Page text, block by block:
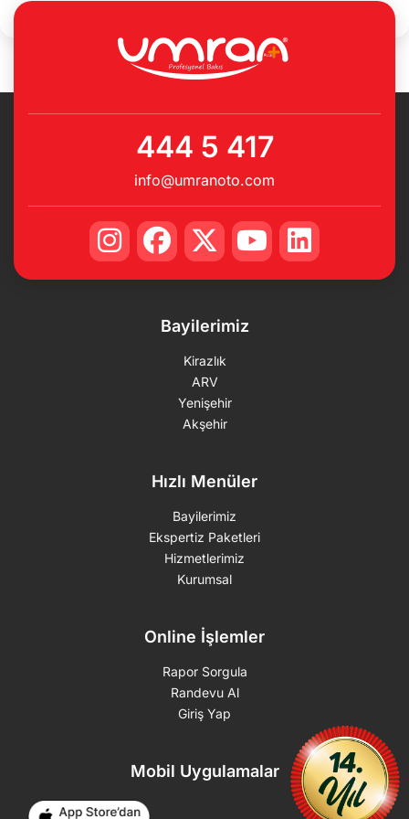
444 5 417
info@umranoto.com
Bayilerimiz
Kirazlık
ARV
Yenişehir
Akşehir
Hızlı Menüler
Bayilerimiz
Ekspertiz Paketleri
Hizmetlerimiz
Kurumsal
Online İşlemler
Rapor Sorgula
Randevu Al
Giriş Yap
Mobil Uygulamalar